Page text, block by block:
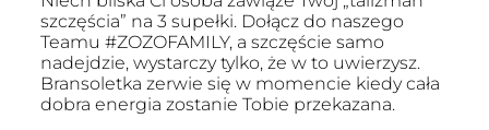
120.00 zł.100.00 zł.
szczęścia” na 3 supełki. Dołącz do naszego
Teamu #ZOZOFAMILY, a szczęście samo
nadejdzie, wystarczy tylko, że w to uwierzysz.
Bransoletka zerwie się w momencie kiedy cała
dobra energia zostanie Tobie przekazana.